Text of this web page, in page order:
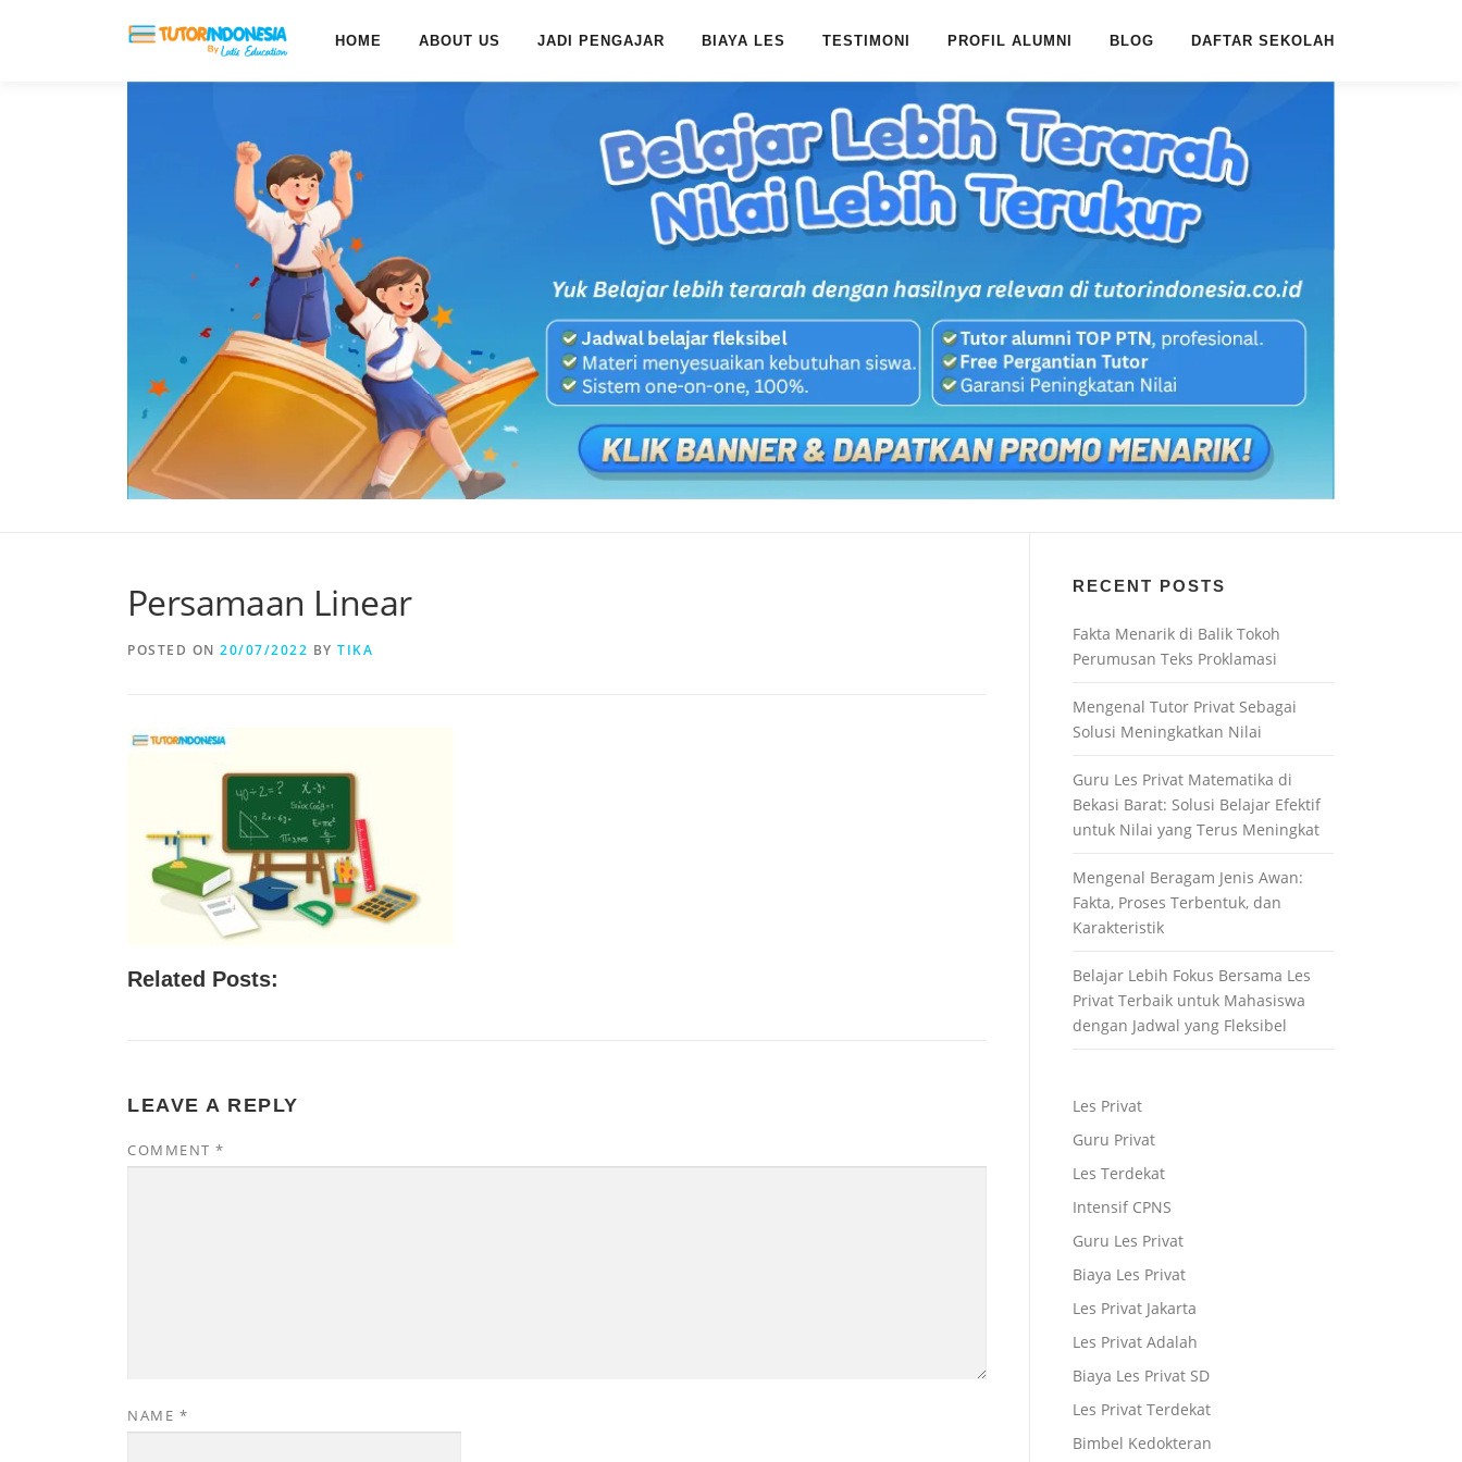
HOME ABOUT US JADI PENGAJAR BIAYA LES TESTIMONI PROFIL ALUMNI BLOG DAFTAR SEKOLAH
Persamaan Linear
POSTED ON 20/07/2022 BY TIKA
Related Posts:
LEAVE A REPLY
COMMENT *
NAME *
RECENT POSTS
Fakta Menarik di Balik Tokoh
Perumusan Teks Proklamasi
Mengenal Tutor Privat Sebagai
Solusi Meningkatkan Nilai
Guru Les Privat Matematika di
Bekasi Barat: Solusi Belajar Efektif
untuk Nilai yang Terus Meningkat
Mengenal Beragam Jenis Awan:
Fakta, Proses Terbentuk, dan
Karakteristik
Belajar Lebih Fokus Bersama Les
Privat Terbaik untuk Mahasiswa
dengan Jadwal yang Fleksibel
Les Privat
Guru Privat
Les Terdekat
Intensif CPNS
Guru Les Privat
Biaya Les Privat
Les Privat Jakarta
Les Privat Adalah
Biaya Les Privat SD
Les Privat Terdekat
Bimbel Kedokteran